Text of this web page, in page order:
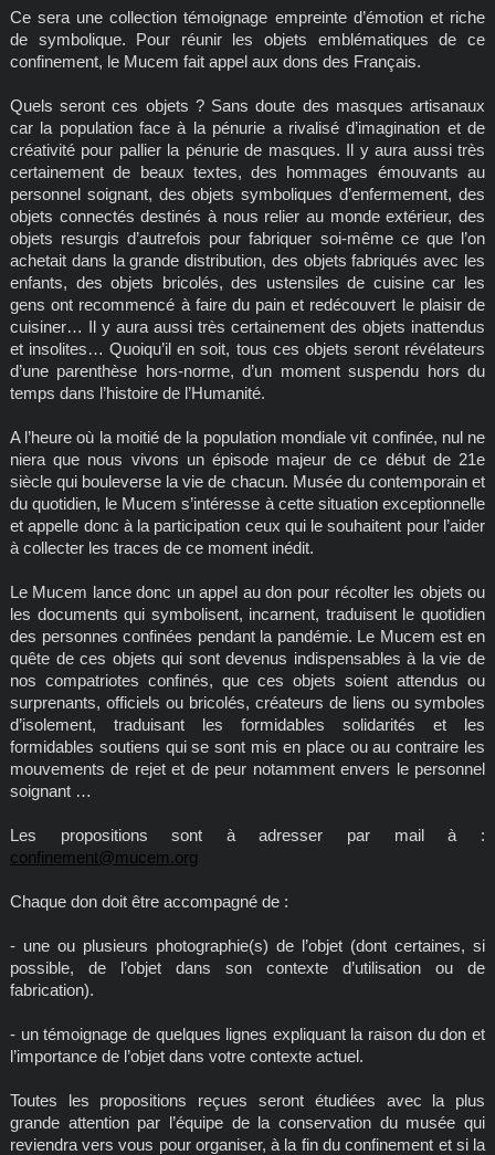
Ce sera une collection témoignage empreinte d’émotion et riche
de symbolique. Pour réunir les objets emblématiques de ce
confinement, le Mucem fait appel aux dons des Français.
Quels seront ces objets ? Sans doute des masques artisanaux
car la population face à la pénurie a rivalisé d’imagination et de
créativité pour pallier la pénurie de masques. Il y aura aussi très
certainement de beaux textes, des hommages émouvants au
personnel soignant, des objets symboliques d’enfermement, des
objets connectés destinés à nous relier au monde extérieur, des
objets resurgis d’autrefois pour fabriquer soi-même ce que l’on
achetait dans la grande distribution, des objets fabriqués avec les
enfants, des objets bricolés, des ustensiles de cuisine car les
gens ont recommencé à faire du pain et redécouvert le plaisir de
cuisiner… Il y aura aussi très certainement des objets inattendus
et insolites… Quoiqu’il en soit, tous ces objets seront révélateurs
d’une parenthèse hors-norme, d’un moment suspendu hors du
temps dans l’histoire de l’Humanité.
A l’heure où la moitié de la population mondiale vit confinée, nul ne
niera que nous vivons un épisode majeur de ce début de 21e
siècle qui bouleverse la vie de chacun. Musée du contemporain et
du quotidien, le Mucem s’intéresse à cette situation exceptionnelle
et appelle donc à la participation ceux qui le souhaitent pour l’aider
à collecter les traces de ce moment inédit.
Le Mucem lance donc un appel au don pour récolter les objets ou
les documents qui symbolisent, incarnent, traduisent le quotidien
des personnes confinées pendant la pandémie. Le Mucem est en
quête de ces objets qui sont devenus indispensables à la vie de
nos compatriotes confinés, que ces objets soient attendus ou
surprenants, officiels ou bricolés, créateurs de liens ou symboles
d’isolement, traduisant les formidables solidarités et les
formidables soutiens qui se sont mis en place ou au contraire les
mouvements de rejet et de peur notamment envers le personnel
soignant …
Les propositions sont à adresser par mail à :
confinement@mucem.org
Chaque don doit être accompagné de :
- une ou plusieurs photographie(s) de l’objet (dont certaines, si
possible, de l’objet dans son contexte d’utilisation ou de
fabrication).
- un témoignage de quelques lignes expliquant la raison du don et
l’importance de l’objet dans votre contexte actuel.
Toutes les propositions reçues seront étudiées avec la plus
grande attention par l’équipe de la conservation du musée qui
reviendra vers vous pour organiser, à la fin du confinement et si la